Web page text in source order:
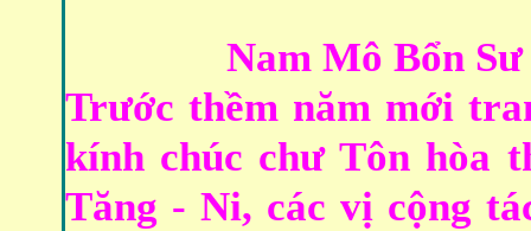
Nam Mô Bổn
Trước thềm năm mới
kính chúc chư Tôn hòa
Tăng - Ni, các vị cộng